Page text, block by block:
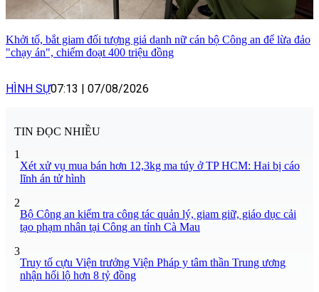
Khởi tố, bắt giam đối tượng giả danh nữ cán bộ Công an để lừa đảo
"chạy án", chiếm đoạt 400 triệu đồng
HÌNH SỰ07:13 | 07/08/2026
TIN ĐỌC NHIỀU
1
Xét xử vụ mua bán hơn 12,3kg ma túy ở TP HCM: Hai bị cáo
lĩnh án tử hình
2
Bộ Công an kiểm tra công tác quản lý, giam giữ, giáo dục cải
tạo phạm nhân tại Công an tỉnh Cà Mau
3
Truy tố cựu Viện trưởng Viện Pháp y tâm thần Trung ương
nhận hối lộ hơn 8 tỷ đồng